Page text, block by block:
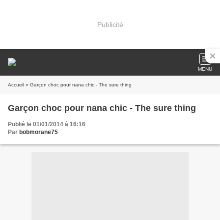
Publicité
MENU
Accueil » Garçon choc pour nana chic - The sure thing
Garçon choc pour nana chic - The sure thing
Publié le 01/01/2014 à 16:16
Par bobmorane75